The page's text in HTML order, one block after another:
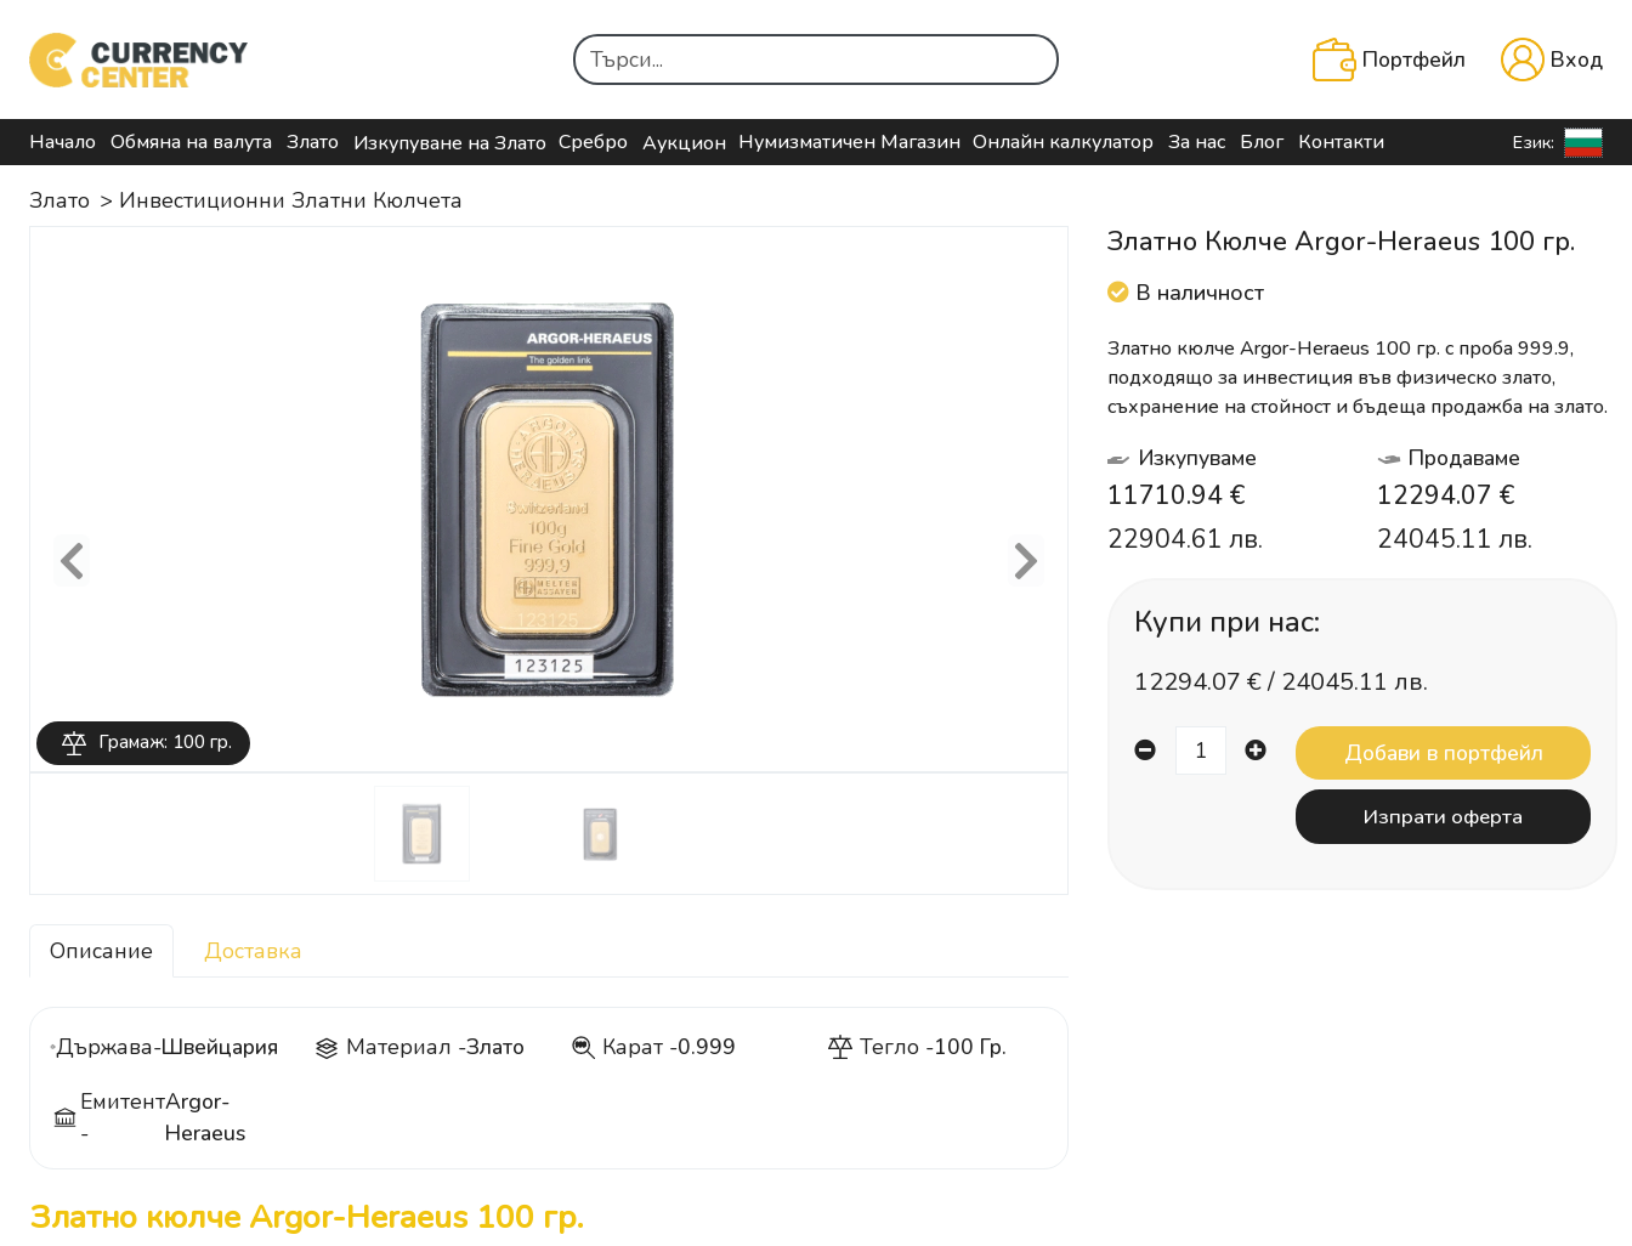
Портфейл Вход
Начало Обмяна на валута Злато Изкупуване на Злато Сребро Аукцион Нумизматичен Магазин Онлайн калкулатор За нас Блог Контакти Език:
Злато > Инвестиционни Златни Кюлчета
Грамаж: 100 гр.
Previous Next
Златно Кюлче Argor-Heraeus 100 гр.
В наличност
Златно кюлче Argor-Heraeus 100 гр. с проба 999.9,
подходящо за инвестиция във физическо злато,
съхранение на стойност и бъдеща продажба на злато.
Изкупуваме
11710.94 €
22904.61 лв.
Продаваме
12294.07 €
24045.11 лв.
Купи при нас:
12294.07 € / 24045.11 лв.
Изпрати оферта
Описание Доставка
Държава-Швейцария Материал -Злато 999 Карат -0.999 Тегло -100 Гр.
Емитент
-
Argor-
Heraeus
Златно кюлче Argor-Heraeus 100 гр.